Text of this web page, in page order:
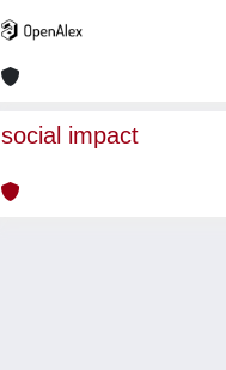
social impact